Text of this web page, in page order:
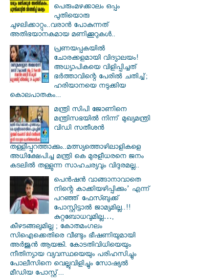
പെരുംമഴക്കാലം ഒപ്പം
പുതിയൊരു
ചുഴലിക്കാറ്റും..വരാൻ പോകുന്നത്
അതിഭയാനകമായ മണിക്കൂറുകൾ..
പ്രണയപ്പകയിൽ
ചോരക്കളമായി വിദ്യാലയം!
അധ്യാപികയെ വിളിപ്പിച്ചത്
ഭർത്താവിന്റെ പേരിൽ ചതിച്ച്;
ഹരിയാനയെ നടുക്കിയ
കൊലപാതകം...
മന്ത്രി സിപി ജോണിനെ
മന്ത്രിസഭയില്‍ നിന്ന് മുഖ്യമന്ത്രി
വിഡി സതീശന്‍
തള്ളിപ്പുറത്താക്കും..മത്സ്യത്തൊഴിലാളികളെ
അധിക്ഷേപിച്ച മന്ത്രി കെ മുരളീധരനെ ജനം
കടലില്‍ തള്ളുന്ന സാഹചര്യവും വിദുരമല്ല..
പെൻഷൻ വാങ്ങാനാവാതെ
നിന്റെ കാക്കിയഴിപ്പിക്കും’ എന്ന്
പറഞ്ഞ് ഫേസ്ബുക്ക്
പോസ്റ്റിട്ടാൽ ജാമ്യമില്ല..!!
കുറ്റബോധവുമില്ല…,
കീഴടങ്ങലുമില്ല ; കോതമംഗലം
സിഐക്കെതിരെ വീണ്ടും ഭീഷണിയുമായി
അര്‍ജുന്‍ ആയങ്കി. കോടതിവിധിയെയും
നീതിന്യായ വ്യവസ്ഥയെയും പരിഹസിച്ചും
പോലീസിനെ വെല്ലുവിളിച്ചും സോഷ്യൽ
മീഡിയ പോസ്റ്റ്...